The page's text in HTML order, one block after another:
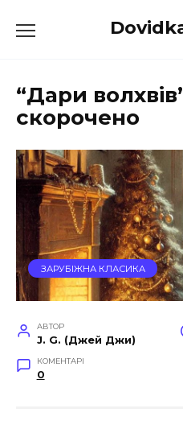
до
“Дари
скорочено
ЗАРУБІЖНА КЛАСИКА
АВТОР
J. G. (Джей Джи)
КОМЕНТАРІ
0